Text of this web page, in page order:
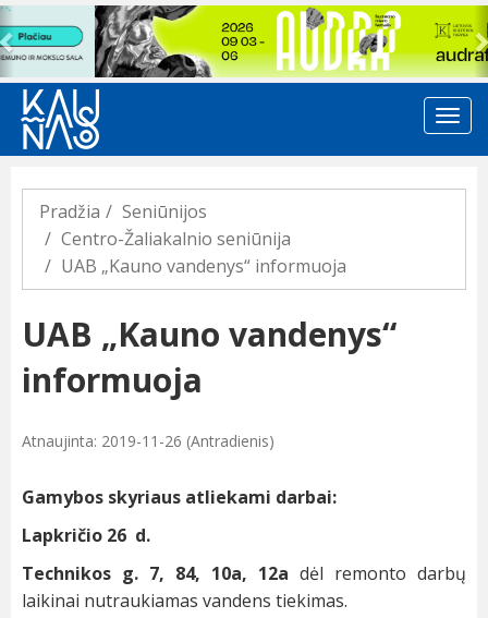
Previous
Pradžia
Seniūnijos
Centro-Žaliakalnio seniūnija
UAB „Kauno vandenys“ informuoja
UAB „Kauno vandenys“
informuoja
Atnaujinta: 2019-11-26 (Antradienis)
Gamybos skyriaus atliekami darbai:
Lapkričio 26 d.
Technikos g. 7, 84, 10a, 12a dėl remonto darbų
laikinai nutraukiamas vandens tiekimas.